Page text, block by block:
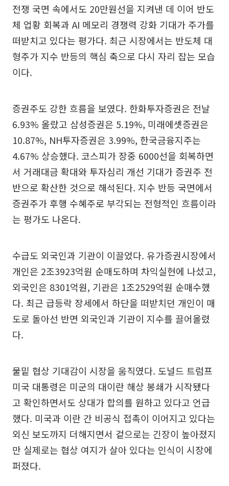
전쟁 국면 속에서도 20만원선을 지켜낸 데 이어 반도
체 업황 회복과 AI 메모리 경쟁력 강화 기대가 주가를
떠받치고 있다는 평가다. 최근 시장에서는 반도체 대
형주가 지수 반등의 핵심 축으로 다시 자리 잡는 모습
이다.
증권주도 강한 흐름을 보였다. 한화투자증권은 전날
6.93% 올랐고 삼성증권은 5.19%, 미래에셋증권은
10.87%, NH투자증권은 3.99%, 한국금융지주는
4.67% 상승했다. 코스피가 장중 6000선을 회복하면
서 거래대금 확대와 투자심리 개선 기대가 증권주 전
반으로 확산한 것으로 해석된다. 지수 반등 국면에서
증권주가 후행 수혜주로 부각되는 전형적인 흐름이라
는 평가도 나온다.
수급도 외국인과 기관이 이끌었다. 유가증권시장에서
개인은 2조3923억원 순매도하며 차익실현에 나섰고,
외국인은 8301억원, 기관은 1조2529억원 순매수했
다. 최근 급등락 장세에서 하단을 떠받치던 개인이 매
도로 돌아선 반면 외국인과 기관이 지수를 끌어올렸
다.
물밑 협상 기대감이 시장을 움직였다. 도널드 트럼프
미국 대통령은 미군의 대이란 해상 봉쇄가 시작됐다
고 확인하면서도 상대가 합의를 원하고 있다고 언급
했다. 미국과 이란 간 비공식 접촉이 이어지고 있다는
외신 보도까지 더해지면서 겉으로는 긴장이 높아졌지
만 실제로는 협상 여지가 살아 있다는 인식이 시장에
퍼졌다.